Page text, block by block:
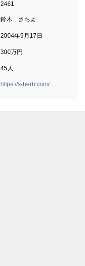
2461
鈴木 さちよ
2004年9月17日
300万円
45人
https://s-herb.com/